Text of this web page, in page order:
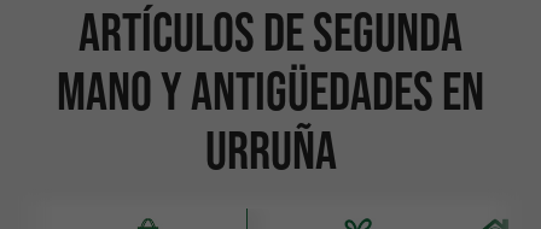
Artículos de segunda
mano y antigüedades en
Urruña